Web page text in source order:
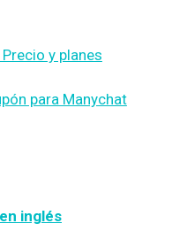
y planes
para Manychat
inglés